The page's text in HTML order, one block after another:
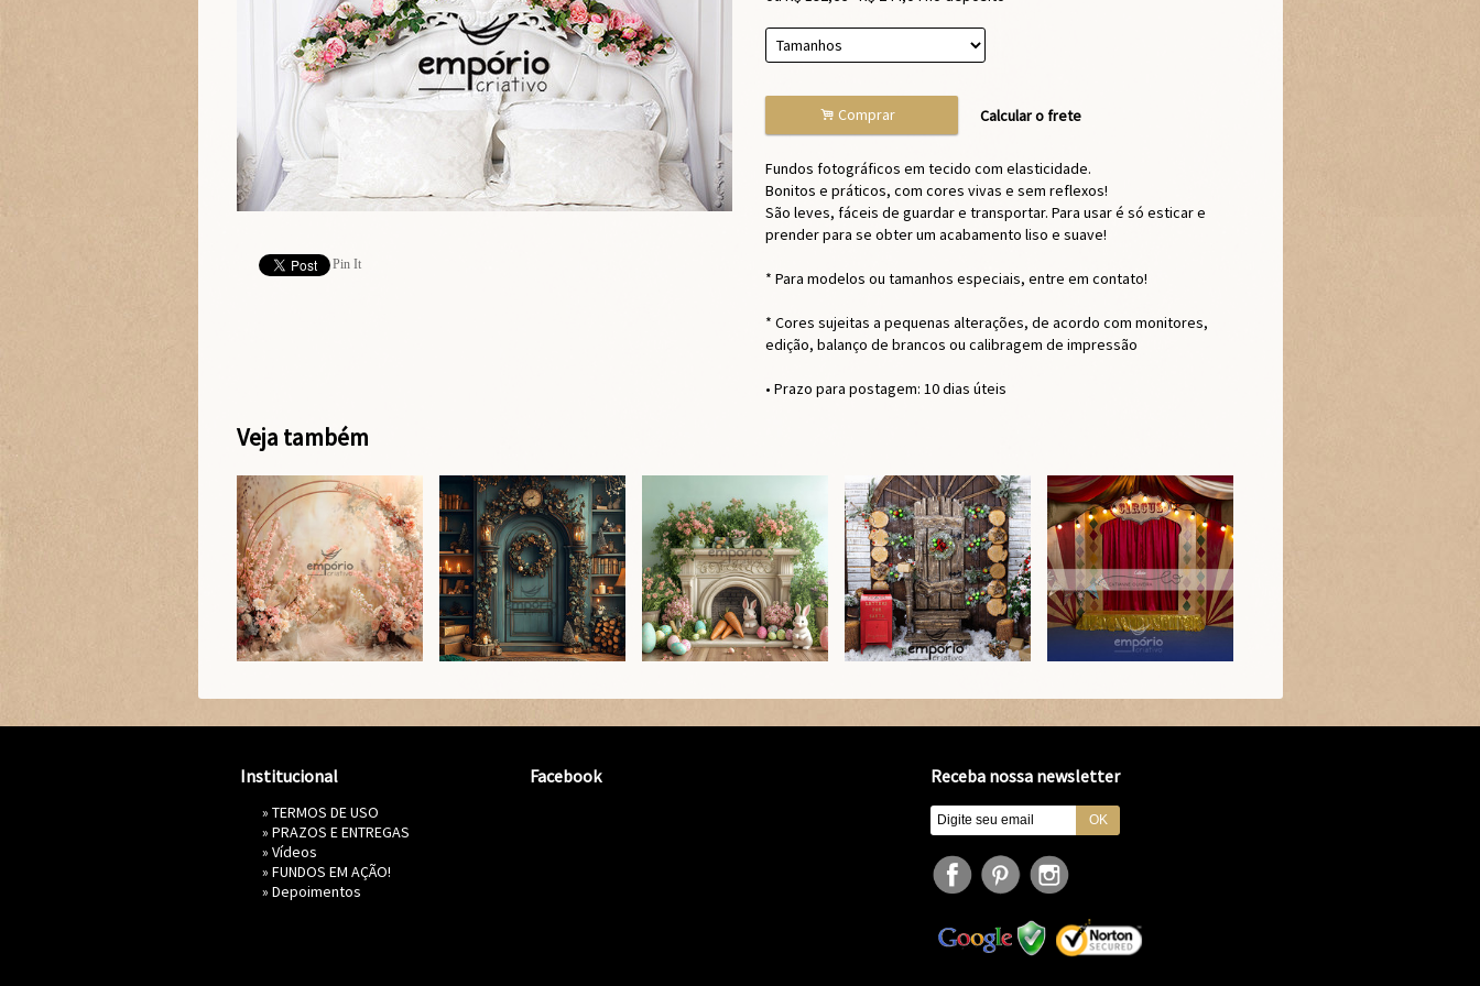
Pin It
. Comprar Calcular o frete
Fundos fotográficos em tecido com elasticidade.
Bonitos e práticos, com cores vivas e sem reflexos!
São leves, fáceis de guardar e transportar. Para usar é só esticar e
prender para se obter um acabamento liso e suave!
* Para modelos ou tamanhos especiais, entre em contato!
* Cores sujeitas a pequenas alterações, de acordo com monitores,
edição, balanço de brancos ou calibragem de impressão
• Prazo para postagem: 10 dias úteis
Veja também
Institucional
» TERMOS DE USO
» PRAZOS E ENTREGAS
» Vídeos
» FUNDOS EM AÇÃO!
» Depoimentos
Facebook Receba nossa newsletter